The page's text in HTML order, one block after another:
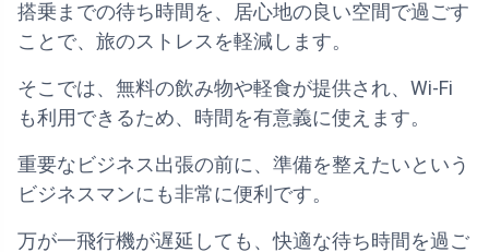
搭乗までの待ち時間を、居心地の良い空間で過ごす
ことで、旅のストレスを軽減します。
そこでは、無料の飲み物や軽食が提供され、Wi-Fi
も利用できるため、時間を有意義に使えます。
重要なビジネス出張の前に、準備を整えたいという
ビジネスマンにも非常に便利です。
万が一飛行機が遅延しても、快適な待ち時間を過ご